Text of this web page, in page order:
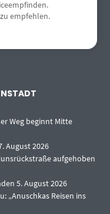
empfehlen.
Weg beginnt Mitte
August 2026
aufgehoben
5. August 2026
„Anuschkas Reisen ins